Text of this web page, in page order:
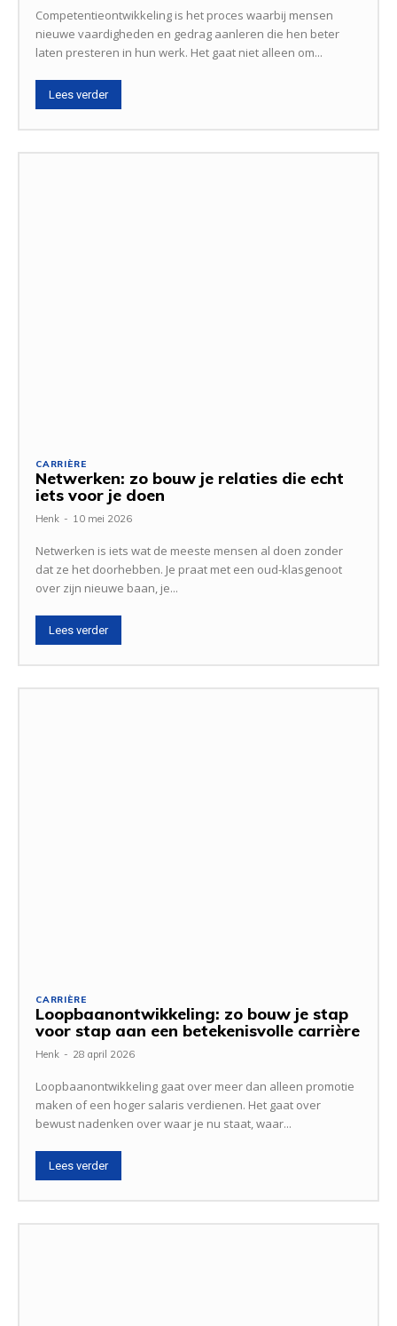
Competentieontwikkeling is het proces waarbij mensen
nieuwe vaardigheden en gedrag aanleren die hen beter
laten presteren in hun werk. Het gaat niet alleen om...
Lees verder
CARRIÈRE
Netwerken: zo bouw je relaties die echt
iets voor je doen
Henk - 10 mei 2026
Netwerken is iets wat de meeste mensen al doen zonder
dat ze het doorhebben. Je praat met een oud-klasgenoot
over zijn nieuwe baan, je...
Lees verder
CARRIÈRE
Loopbaanontwikkeling: zo bouw je stap
voor stap aan een betekenisvolle carrière
Henk - 28 april 2026
Loopbaanontwikkeling gaat over meer dan alleen promotie
maken of een hoger salaris verdienen. Het gaat over
bewust nadenken over waar je nu staat, waar...
Lees verder